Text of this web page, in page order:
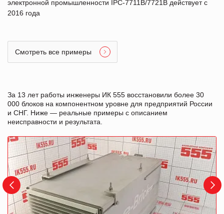
электронной промышленности IPC-7711B/7721B действует с
2016 года
Смотреть все примеры
За 13 лет работы инженеры ИК 555 восстановили более 30
000 блоков на компонентном уровне для предприятий России
и СНГ. Ниже — реальные примеры с описанием
неисправности и результата.